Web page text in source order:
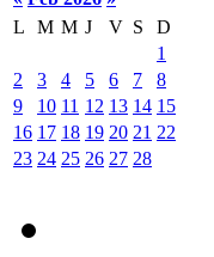
L
M M J V S
D
1
2
3 4 5 6 7
8
9
10 11 12 13 14 15
16 17 18 19 20 21 22
23 24 25 26 27 28